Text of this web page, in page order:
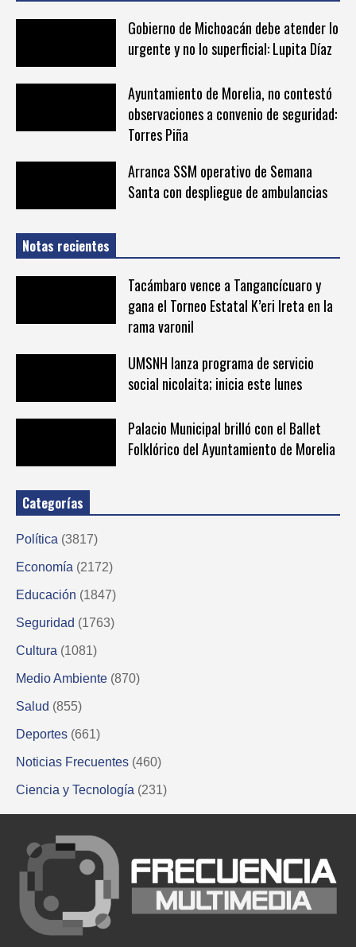
Gobierno de Michoacán debe atender lo
urgente y no lo superficial: Lupita Díaz
Ayuntamiento de Morelia, no contestó
observaciones a convenio de seguridad:
Torres Piña
Arranca SSM operativo de Semana
Santa con despliegue de ambulancias
Notas recientes
Tacámbaro vence a Tangancícuaro y
gana el Torneo Estatal K’eri Ireta en la
rama varonil
UMSNH lanza programa de servicio
social nicolaita; inicia este lunes
Palacio Municipal brilló con el Ballet
Folklórico del Ayuntamiento de Morelia
Categorías
Política (3817)
Economía (2172)
Educación (1847)
Seguridad (1763)
Cultura (1081)
Medio Ambiente (870)
Salud (855)
Deportes (661)
Noticias Frecuentes (460)
Ciencia y Tecnología (231)